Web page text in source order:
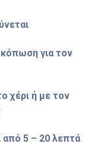
για τον
χέρι ή με τον
από 5 – 20 λεπτά